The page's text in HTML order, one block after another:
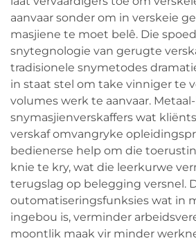
aanvaar sonder om in verskeie
masjiene te moet belê. Die
snytegnologie van gerugte
tradisionele snymetodes
in staat stel om take vinniger te
volumes werk te aanvaar.
snymasjienverskaffers wat
verskaf omvangryke
bedienerse help om die
knie te kry, wat die leerkurwe
terugslag op belegging versnel.
outomatiseringsfunksies wat in
ingebou is, verminder
moontlik maak vir minder